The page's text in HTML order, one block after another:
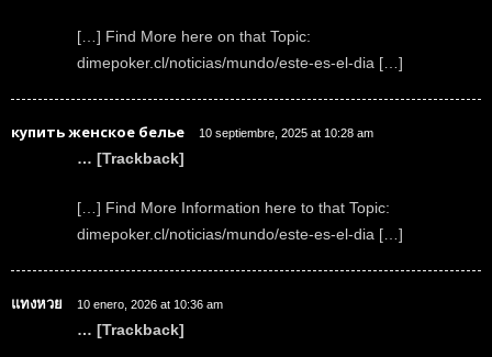
[…] Find More here on that Topic:
dimepoker.cl/noticias/mundo/este-es-el-dia […]
купить женское белье 10 septiembre, 2025 at 10:28 am
… [Trackback]
[…] Find More Information here to that Topic:
dimepoker.cl/noticias/mundo/este-es-el-dia […]
แทงหวย 10 enero, 2026 at 10:36 am
… [Trackback]